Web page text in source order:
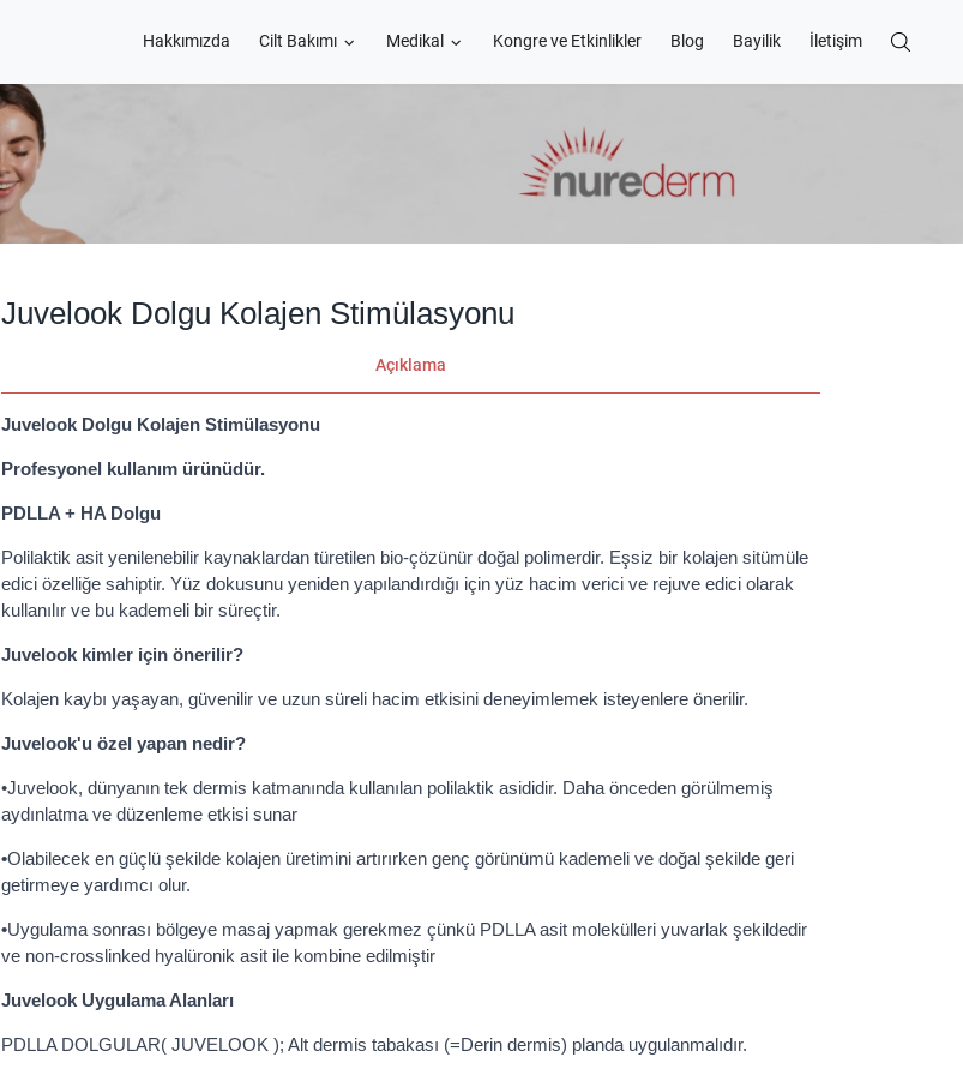
Hakkımızda Cilt Bakımı Medikal Kongre ve Etkinlikler Blog Bayilik İletişim
Juvelook Dolgu Kolajen Stimülasyonu
Açıklama
Juvelook Dolgu Kolajen Stimülasyonu
Profesyonel kullanım ürünüdür.
PDLLA + HA Dolgu
Polilaktik asit yenilenebilir kaynaklardan türetilen bio-çözünür doğal polimerdir. Eşsiz bir kolajen sitümüle
edici özelliğe sahiptir. Yüz dokusunu yeniden yapılandırdığı için yüz hacim verici ve rejuve edici olarak
kullanılır ve bu kademeli bir süreçtir.
Juvelook kimler için önerilir?
Kolajen kaybı yaşayan, güvenilir ve uzun süreli hacim etkisini deneyimlemek isteyenlere önerilir.
Juvelook'u özel yapan nedir?
•Juvelook, dünyanın tek dermis katmanında kullanılan polilaktik asididir. Daha önceden görülmemiş
aydınlatma ve düzenleme etkisi sunar
•Olabilecek en güçlü şekilde kolajen üretimini artırırken genç görünümü kademeli ve doğal şekilde geri
getirmeye yardımcı olur.
•Uygulama sonrası bölgeye masaj yapmak gerekmez çünkü PDLLA asit molekülleri yuvarlak şekildedir
ve non-crosslinked hyalüronik asit ile kombine edilmiştir
Juvelook Uygulama Alanları
PDLLA DOLGULAR( JUVELOOK ); Alt dermis tabakası (=Derin dermis) planda uygulanmalıdır.